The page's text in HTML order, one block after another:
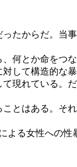
たからだ。当事
何とか命をつな
して構造的な暴
現れている。だ
とはある。それ
る女性への性